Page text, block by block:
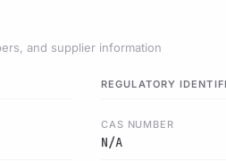
and supplier information
REGULATORY
CAS NUMBER
N/A